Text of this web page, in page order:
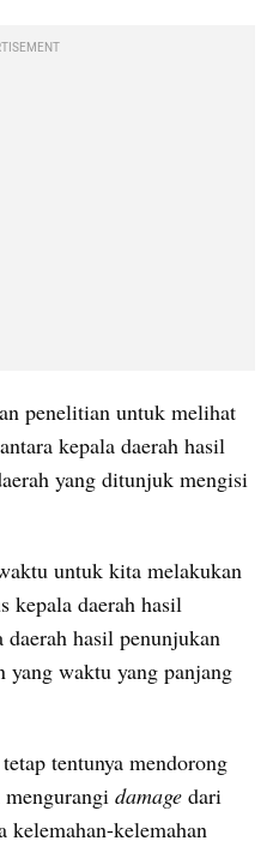
penelitian untuk melihat
kepala daerah hasil
yang ditunjuk mengisi
untuk kita melakukan
kepala daerah hasil
hasil penunjukan
yang waktu yang panjang
tentunya mendorong
damage dari
kelemahan-kelemahan